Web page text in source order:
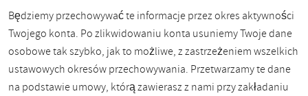
Będziemy przechowywać te informacje przez okres aktywności
Twojego konta. Po zlikwidowaniu konta usuniemy Twoje dane
osobowe tak szybko, jak to możliwe, z zastrzeżeniem wszelkich
ustawowych okresów przechowywania. Przetwarzamy te dane
na podstawie umowy, którą zawierasz z nami przy zakładaniu